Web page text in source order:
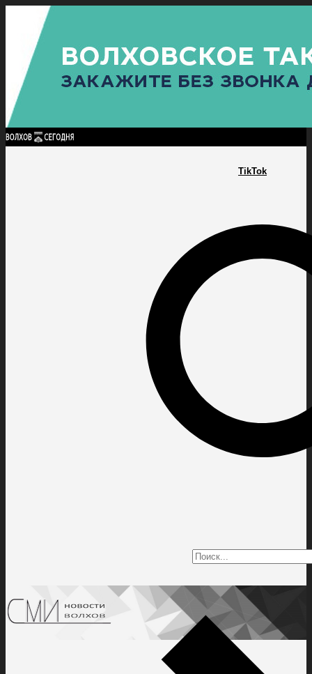
TikTok
Найти:
ГЛАВНАЯ ПОЛИТИКАПРОИСШЕСТВИЯ ПРОКУРАТУРАСПОРТ
ПОЛИТИКА
КУЛЬТУРА
ПОСЕЛЕНИЯ